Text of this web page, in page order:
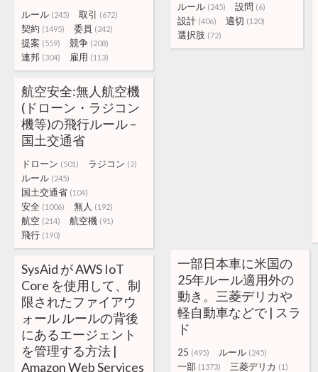
ルール (245) 取引 (672)
契約 (1495) 委員 (242)
提案 (559) 競争 (208)
連邦 (304) 雇用 (113)
航空安全:無人航空機
(ドローン・ラジコン
機等)の飛行ルール –
国土交通省
ドローン (501) ラジコン (2)
ルール (245)
国土交通省 (104)
安全 (1006) 無人 (192)
航空 (214) 航空機 (91)
飛行 (190)
ルール (245) 設問 (6)
設計 (406) 適切 (120)
選択肢 (72)
一部日本車に米国の
25年ルール適用外の
動き。三菱デリカや
軽自動車などで | スラ
ド
25 (495) ルール (245)
一部 (1373) 三菱デリカ (1)
SysAid が AWS IoT
Core を使用して、制
限されたファイアウ
ォール ルールの背後
にあるエージェント
を管理する方法 |
Amazon Web Services